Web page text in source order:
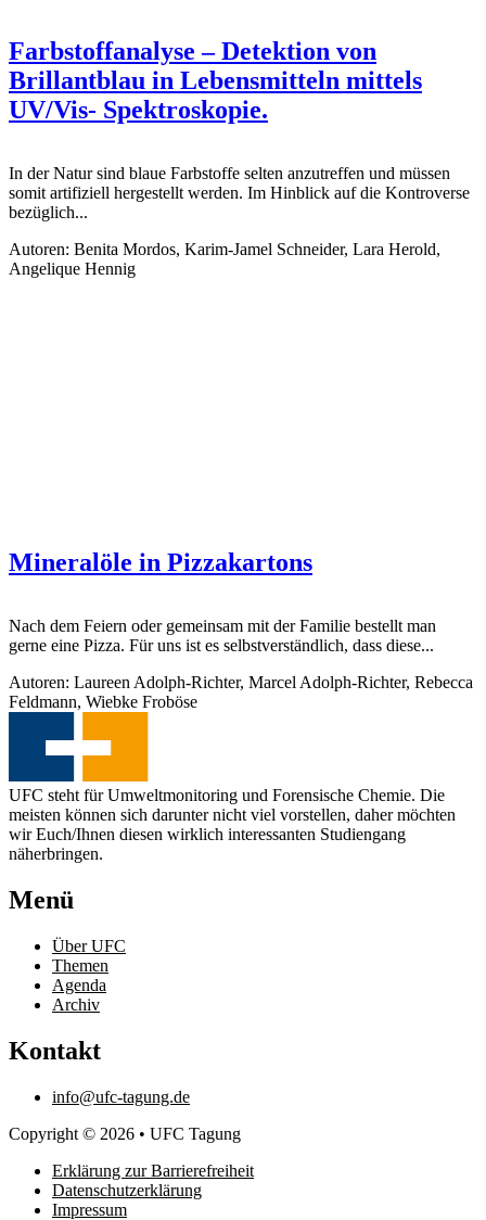
Farbstoffanalyse – Detektion von
Brillantblau in Lebensmitteln mittels
UV/Vis- Spektroskopie.
In der Natur sind blaue Farbstoffe selten anzutreffen und müssen
somit artifiziell hergestellt werden. Im Hinblick auf die Kontroverse
bezüglich...
Autoren: Benita Mordos, Karim-Jamel Schneider, Lara Herold,
Angelique Hennig
Mineralöle in Pizzakartons
Nach dem Feiern oder gemeinsam mit der Familie bestellt man
gerne eine Pizza. Für uns ist es selbstverständlich, dass diese...
Autoren: Laureen Adolph-Richter, Marcel Adolph-Richter, Rebecca
Feldmann, Wiebke Froböse
UFC steht für Umweltmonitoring und Forensische Chemie. Die
meisten können sich darunter nicht viel vorstellen, daher möchten
wir Euch/Ihnen diesen wirklich interessanten Studiengang
näherbringen.
Menü
Über UFC
Themen
Agenda
Archiv
Kontakt
info@ufc-tagung.de
Copyright © 2026 • UFC Tagung
Erklärung zur Barrierefreiheit
Datenschutzerklärung
Impressum